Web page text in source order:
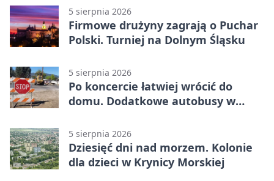
5 sierpnia 2026
Firmowe drużyny zagrają o Puchar
Polski. Turniej na Dolnym Śląsku
5 sierpnia 2026
Po koncercie łatwiej wrócić do
domu. Dodatkowe autobusy w
5 sierpnia 2026
Dziesięć dni nad morzem. Kolonie
dla dzieci w Krynicy Morskiej